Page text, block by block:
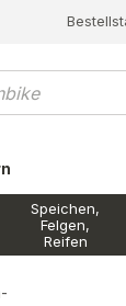
Speichen,
Felgen,
Reifen